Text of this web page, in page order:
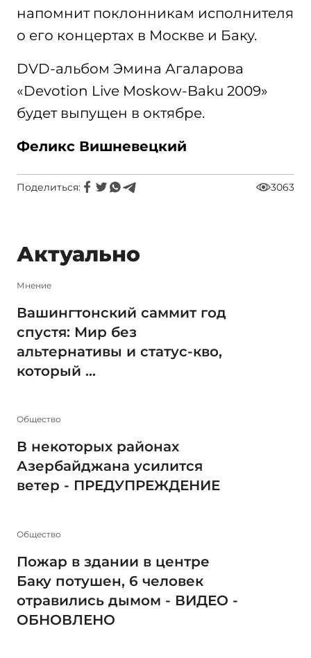
напомнит поклонникам исполнителя
о его концертах в Москве и Баку.
DVD-альбом Эмина Агаларова
«Devotion Live Moskow-Baku 2009»
будет выпущен в октябре.
Феликс Вишневецкий
Поделиться: 3063
Актуально
Мнение
Вашингтонский саммит год
спустя: Мир без
альтернативы и статус-кво,
который ...
Общество
В некоторых районах
Азербайджана усилится
ветер - ПРЕДУПРЕЖДЕНИЕ
Общество
Пожар в здании в центре
Баку потушен, 6 человек
отравились дымом - ВИДЕО -
ОБНОВЛЕНО